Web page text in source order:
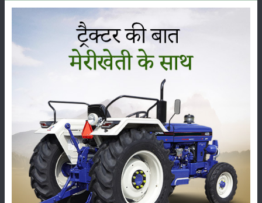
कीटनाशक
कृषि यंत्र
सम्पादकीय अन्य